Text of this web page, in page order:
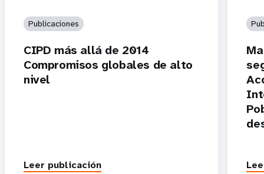
Publicaciones
CIPD más allá de 2014
Compromisos globales de alto
nivel
Leer publicación